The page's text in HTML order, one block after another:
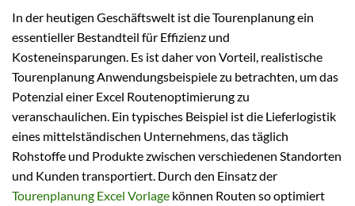
In der heutigen Geschäftswelt ist die Tourenplanung ein
essentieller Bestandteil für Effizienz und
Kosteneinsparungen. Es ist daher von Vorteil, realistische
Tourenplanung Anwendungsbeispiele zu betrachten, um das
Potenzial einer Excel Routenoptimierung zu
veranschaulichen. Ein typisches Beispiel ist die Lieferlogistik
eines mittelständischen Unternehmens, das täglich
Rohstoffe und Produkte zwischen verschiedenen Standorten
und Kunden transportiert. Durch den Einsatz der
Tourenplanung Excel Vorlage können Routen so optimiert